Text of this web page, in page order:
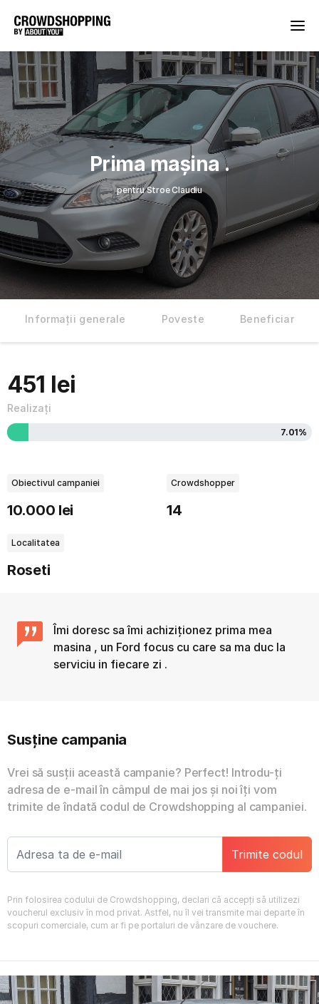
Prima mașina .
pentru Stroe Claudiu
Informații generale Poveste Beneficiar
451 lei
Realizați
7.01%
Obiectivul campaniei
10.000 lei
Crowdshopper
14
Localitatea
Roseti
Îmi doresc sa îmi achiziționez prima mea
masina , un Ford focus cu care sa ma duc la
serviciu in fiecare zi .
Susține campania
Vrei să susții această campanie? Perfect! Introdu-ți
adresa de e-mail în câmpul de mai jos și noi îți vom
trimite de îndată codul de Crowdshopping al campaniei.
Trimite codul
Prin folosirea codului de Crowdshopping, declari că accepți să utilizezi
voucherul exclusiv în mod privat. Astfel, nu îl vei transmite mai departe în
scopuri comerciale, cum ar fi pe portaluri de vânzare de vouchere.